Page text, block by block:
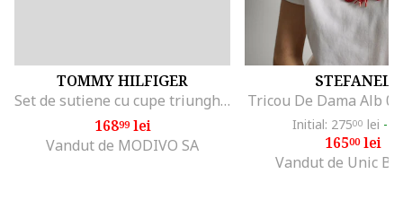
TOMMY HILFIGER
Set de sutiene cu cupe triunghiulare si detaliu logo - 3 perechi, Alb/Negru/Gri melange
16899lei
Vandut de MODIVO SA
STEFANEL
Tricou De Dama Alb
Initial: 27500 lei -
16500lei
Vandut de Unic